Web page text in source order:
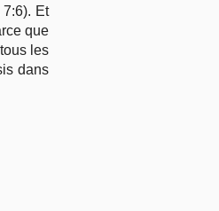
Et
que
les
dans